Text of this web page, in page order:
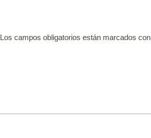
Los campos obligatorios están marcados con